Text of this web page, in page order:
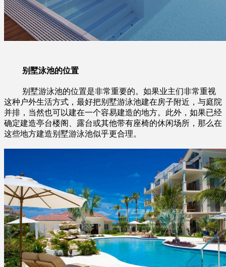
别墅泳池的位置
别墅游泳池的位置是非常重要的。如果业主们非常重视
这种户外生活方式，最好把别墅游泳池建在房子附近，与庭院
并排，当然也可以建在一个容易建造的地方。此外，如果已经
确定建造亭台楼阁、露台或其他带有座椅的休闲场所，那么在
这些地方建造别墅游泳池似乎更合理。